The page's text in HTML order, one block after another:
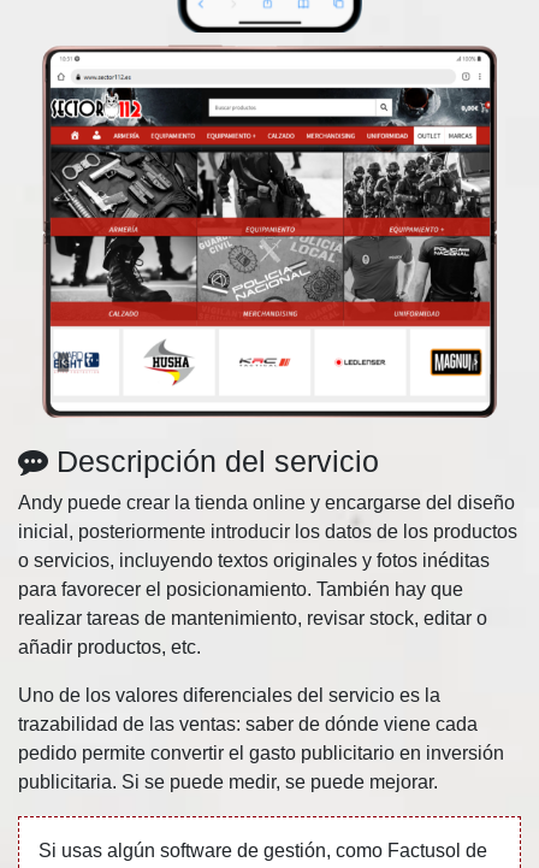
Descripción del servicio
Andy puede crear la tienda online y encargarse del diseño
inicial, posteriormente introducir los datos de los productos
o servicios, incluyendo textos originales y fotos inéditas
para favorecer el posicionamiento. También hay que
realizar tareas de mantenimiento, revisar stock, editar o
añadir productos, etc.
Uno de los valores diferenciales del servicio es la
trazabilidad de las ventas: saber de dónde viene cada
pedido permite convertir el gasto publicitario en inversión
publicitaria. Si se puede medir, se puede mejorar.
Si usas algún software de gestión, como Factusol de